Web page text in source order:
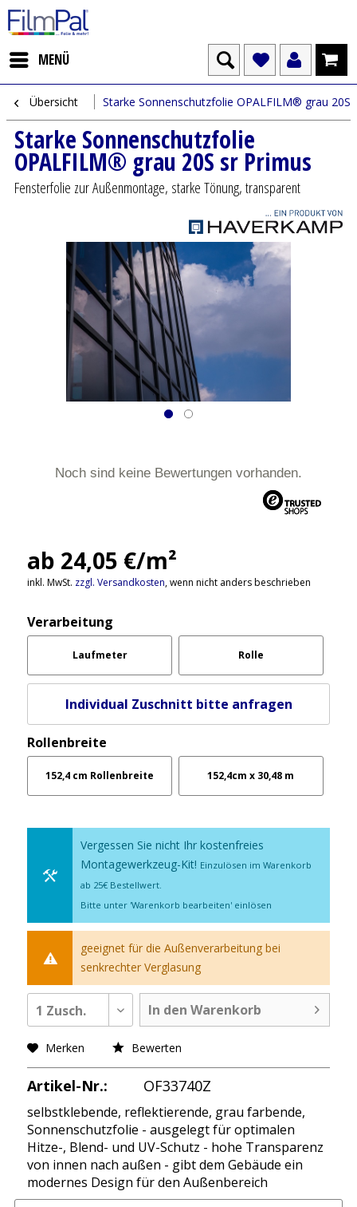
MENÜ
Übersicht Starke Sonnenschutzfolie OPALFILM® grau 20S
Starke Sonnenschutzfolie
OPALFILM® grau 20S sr Primus
Fensterfolie zur Außenmontage, starke Tönung, transparent
Noch sind keine Bewertungen vorhanden.
ab 24,05 €/m²
inkl. MwSt. zzgl. Versandkosten, wenn nicht anders beschrieben
Verarbeitung
Laufmeter Rolle
Individual Zuschnitt bitte anfragen
Rollenbreite
152,4 cm Rollenbreite 152,4cm x 30,48 m
Vergessen Sie nicht Ihr kostenfreies
Montagewerkzeug-Kit! Einzulösen im Warenkorb
ab 25€ Bestellwert.
Bitte unter 'Warenkorb bearbeiten' einlösen
geeignet für die Außenverarbeitung bei
senkrechter Verglasung
1 Zusch. In den Warenkorb
Merken Bewerten
Artikel-Nr.: OF33740Z
selbstklebende, reflektierende, grau farbende,
Sonnenschutzfolie - ausgelegt für optimalen
Hitze-, Blend- und UV-Schutz - hohe Transparenz
von innen nach außen - gibt dem Gebäude ein
modernes Design für den Außenbereich